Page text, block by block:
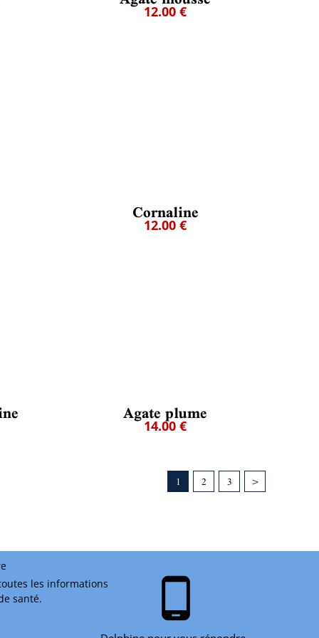
phone_android
les informations
santé.
12.00 €
Cornaline
12.00 €
Agate plume
14.00 €
1 2 3 >